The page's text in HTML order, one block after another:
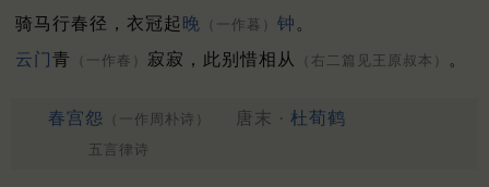
骑马行春径，衣冠起 晚 （一作暮） 钟 。
云门 青 （一作春） 寂寂，此别惜相从 （右二篇见王原叔本） 。
春宫怨 （一作周朴诗） 唐末 · 杜荀鹤
五言律诗